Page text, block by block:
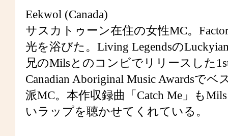
Eekwol (Canada)
サスカトゥーン在住の女性MC。
光を浴びた。Living Legendsの
兄のMilsとのコンビでリリースした
Canadian Aboriginal Music Awardsで
派MC。本作収録曲「Catch Me」も
いラップを聴かせてくれている。